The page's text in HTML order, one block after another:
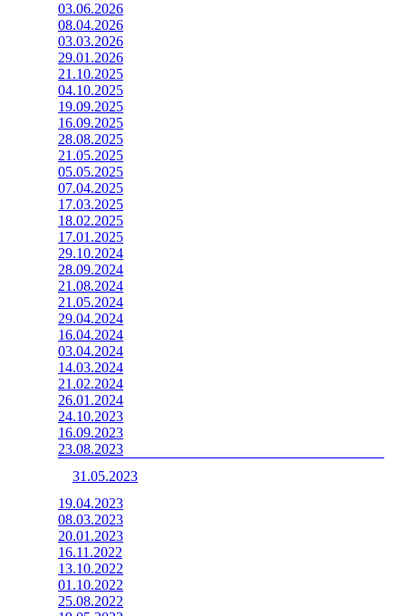
03.06.2026
08.04.2026
03.03.2026
29.01.2026
21.10.2025
04.10.2025
19.09.2025
16.09.2025
28.08.2025
21.05.2025
05.05.2025
07.04.2025
17.03.2025
18.02.2025
17.01.2025
29.10.2024
28.09.2024
21.08.2024
21.05.2024
29.04.2024
16.04.2024
03.04.2024
14.03.2024
21.02.2024
26.01.2024
24.10.2023
16.09.2023
23.08.2023
31.05.2023
19.04.2023
08.03.2023
20.01.2023
16.11.2022
13.10.2022
01.10.2022
25.08.2022